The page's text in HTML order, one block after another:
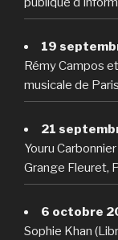
19
Rémy Campos
musicale de
21
Youru
Grange Fleuret,
6 octobre
Sophie Khan